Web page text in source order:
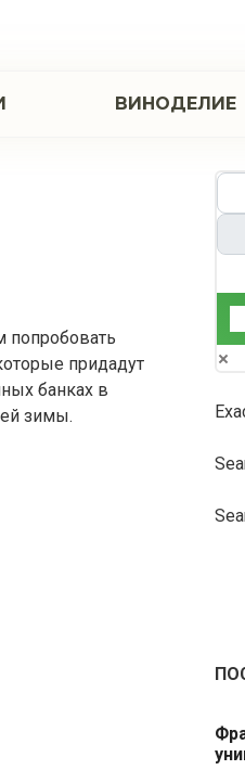
ВИНОДЕЛИЕ
попробовать
придадут
банках в
зимы.